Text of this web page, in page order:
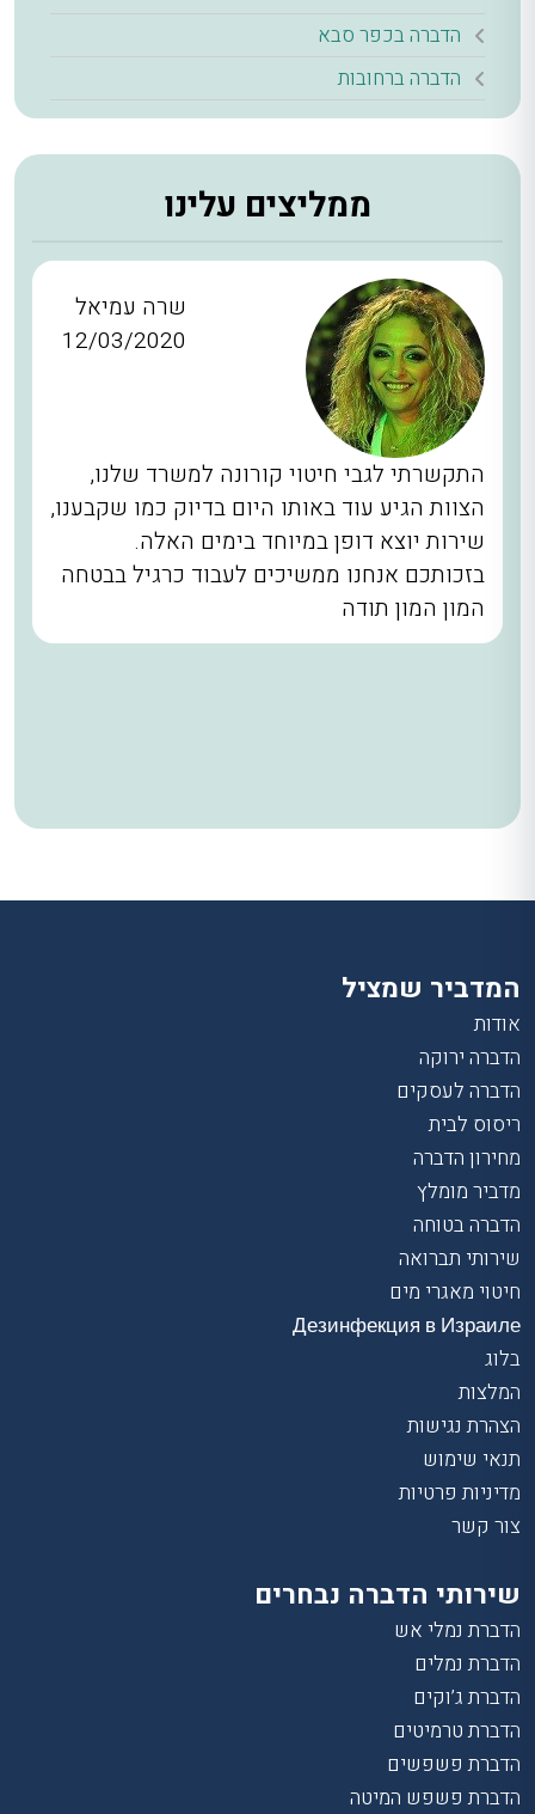
הדברה בכפר סבא
הדברה ברחובות
ממליצים עלינו
שרה עמיאל
12/03/2020
התקשרתי לגבי חיטוי קורונה למשרד שלנו,
הצוות הגיע עוד באותו היום בדיוק כמו שקבענו,
שירות יוצא דופן במיוחד בימים האלה.
בזכותכם אנחנו ממשיכים לעבוד כרגיל בבטחה
המון המון תודה
המדביר שמציל
אודות
הדברה ירוקה
הדברה לעסקים
ריסוס לבית
מחירון הדברה
מדביר מומלץ
הדברה בטוחה
שירותי תברואה
חיטוי מאגרי מים
Дезинфекция в Израиле
בלוג
המלצות
הצהרת נגישות
תנאי שימוש
מדיניות פרטיות
צור קשר
שירותי הדברה נבחרים
הדברת נמלי אש
הדברת נמלים
הדברת ג’וקים
הדברת טרמיטים
הדברת פשפשים
הדברת פשפש המיטה